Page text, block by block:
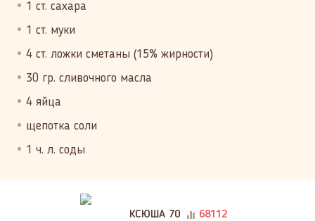
1 ст. сахара
1 ст. муки
4 ст. ложки сметаны (15% жирности)
30 гр. сливочного масла
4 яйца
щепотка соли
1 ч. л. соды
КСЮША 70 68112